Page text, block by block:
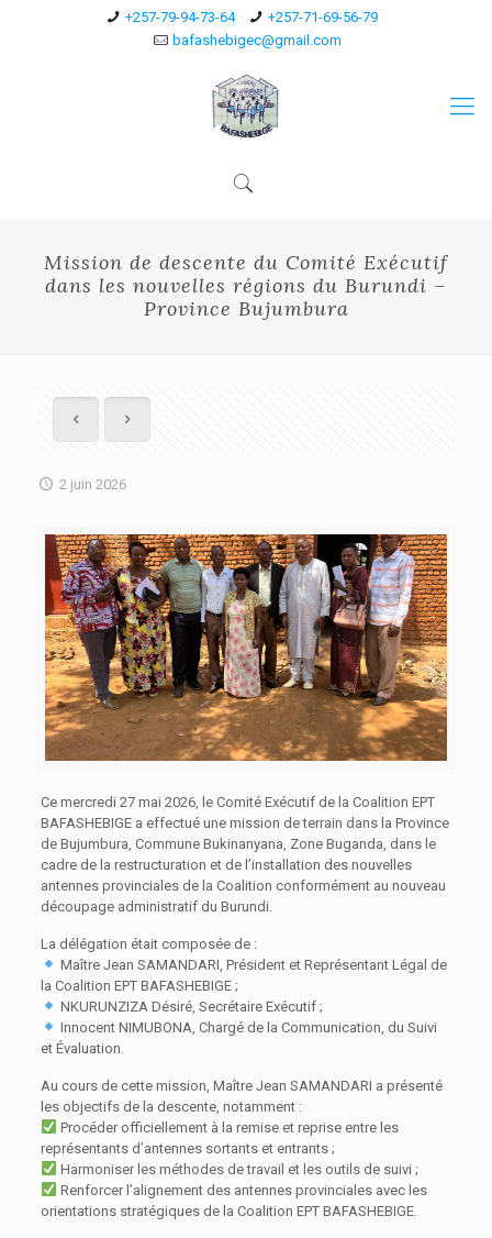
+257-79-94-73-64
+257-71-69-56-79
bafashebigec@gmail.com
Mission de descente du Comité Exécutif
dans les nouvelles régions du Burundi –
Province Bujumbura
2 juin 2026
Ce mercredi 27 mai 2026, le Comité Exécutif de la Coalition EPT
BAFASHEBIGE a effectué une mission de terrain dans la Province
de Bujumbura, Commune Bukinanyana, Zone Buganda, dans le
cadre de la restructuration et de l’installation des nouvelles
antennes provinciales de la Coalition conformément au nouveau
découpage administratif du Burundi.
La délégation était composée de :
Maître Jean SAMANDARI, Président et Représentant Légal de
la Coalition EPT BAFASHEBIGE ;
NKURUNZIZA Désiré, Secrétaire Exécutif ;
Innocent NIMUBONA, Chargé de la Communication, du Suivi
et Évaluation.
Au cours de cette mission, Maître Jean SAMANDARI a présenté
les objectifs de la descente, notamment :
Procéder officiellement à la remise et reprise entre les
représentants d’antennes sortants et entrants ;
Harmoniser les méthodes de travail et les outils de suivi ;
Renforcer l’alignement des antennes provinciales avec les
orientations stratégiques de la Coalition EPT BAFASHEBIGE.